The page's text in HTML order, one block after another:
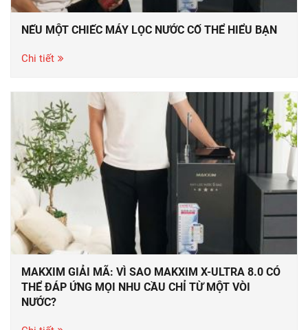
NẾU MỘT CHIẾC MÁY LỌC NƯỚC CỐ THỂ HIỂU BẠN
Chi tiết
MAKXIM GIẢI MÃ: VÌ SAO MAKXIM X-ULTRA 8.0 CÓ
THỂ ĐÁP ỨNG MỌI NHU CẦU CHỈ TỪ MỘT VÒI
NƯỚC?